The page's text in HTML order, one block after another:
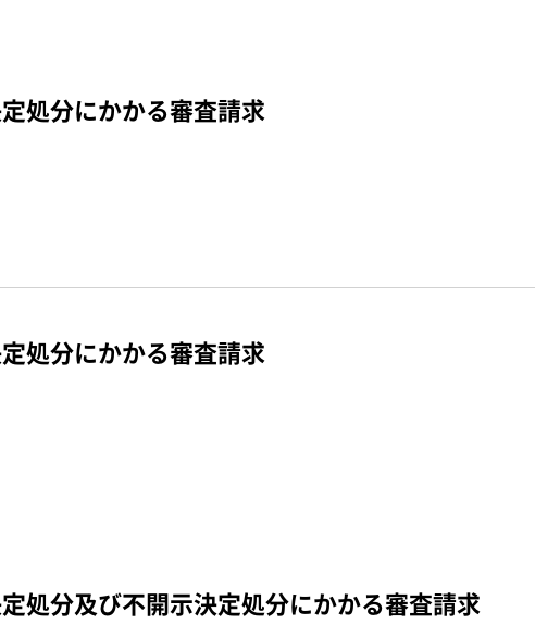
処分にかかる審査請求
処分にかかる審査請求
処分及び不開示決定処分にかかる審査請求